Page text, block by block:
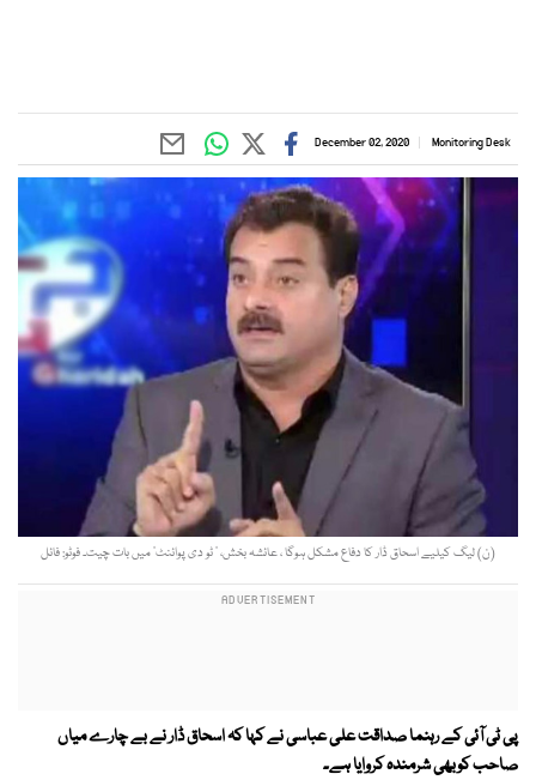
Monitoring Desk
December 02, 2020
(ن) لیگ کیلیے اسحاق ڈار کا دفاع مشکل ہوگا ، عائشہ بخش، ’ ٹو دی پوائنٹ‘ میں بات چیت۔ فوٹو: فائل
پی ٹی آئی کے رہنما صداقت علی عباسی نے کہا کہ اسحاق ڈار نے بے چارے میاں
صاحب کوبھی شرمندہ کروایا ہے۔